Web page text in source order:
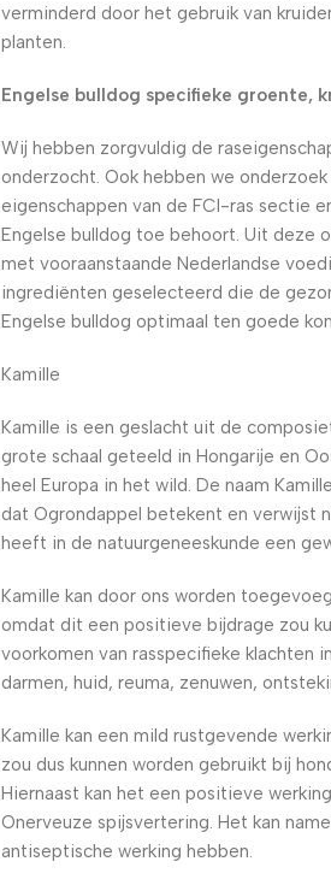
verminderd door het gebruik van
planten.
Engelse bulldog specifieke groente,
Wij hebben zorgvuldig de
onderzocht. Ook hebben we onderzoek
eigenschappen van de FCI-ras sectie
Engelse bulldog toe behoort. Uit deze
met vooraanstaande Nederlandse
ingrediënten geselecteerd die de
Engelse bulldog optimaal ten goede
Kamille
Kamille is een geslacht uit de
grote schaal geteeld in Hongarije en
heel Europa in het wild. De naam
dat Ogrondappel betekent en verwijst
heeft in de natuurgeneeskunde een
Kamille kan door ons worden
omdat dit een positieve bijdrage zou
voorkomen van rasspecifieke klachten
darmen, huid, reuma, zenuwen,
Kamille kan een mild rustgevende
zou dus kunnen worden gebruikt bij
Hiernaast kan het een positieve
Onerveuze spijsvertering. Het kan
antiseptische werking hebben.